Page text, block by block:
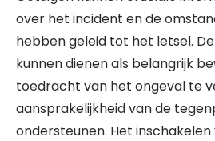
over het incident en de
hebben geleid tot het letsel.
kunnen dienen als belangrijk
toedracht van het ongeval te
aansprakelijkheid van de
ondersteunen. Het